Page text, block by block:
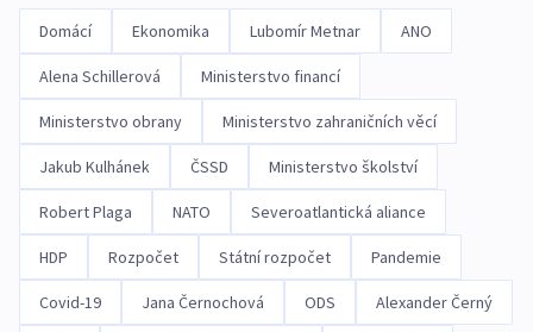
Domácí Ekonomika Lubomír Metnar ANO
Alena Schillerová Ministerstvo financí
Ministerstvo obrany Ministerstvo zahraničních věcí
Jakub Kulhánek ČSSD Ministerstvo školství
Robert Plaga NATO Severoatlantická aliance
HDP Rozpočet Státní rozpočet Pandemie
Covid-19 Jana Černochová ODS Alexander Černý